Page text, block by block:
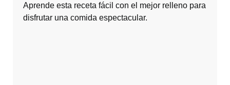
Aprende esta receta fácil con el mejor relleno para
disfrutar una comida espectacular.